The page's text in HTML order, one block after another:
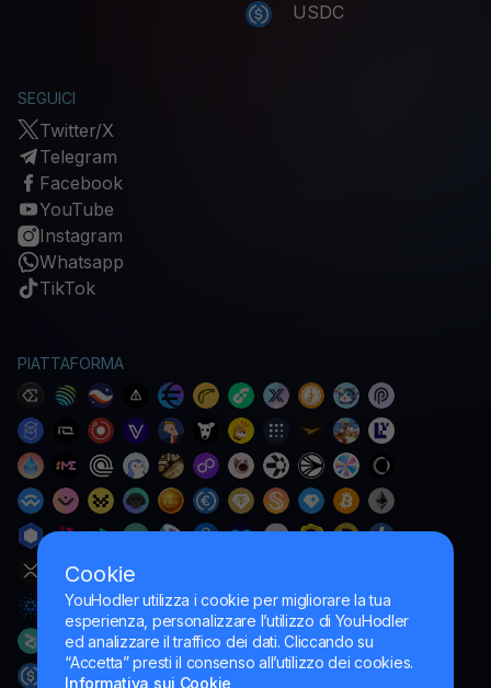
Cookie
YouHodler utilizza i cookie per migliorare la tua
esperienza, personalizzare l’utilizzo di YouHodler
ed analizzare il traffico dei dati. Cliccando su
“Accetta” presti il consenso all’utilizzo dei cookies.
Informativa sui Cookie
USDC
SEGUICI
Twitter/X
Telegram
Facebook
YouTube
Instagram
Whatsapp
TikTok
PIATTAFORMA